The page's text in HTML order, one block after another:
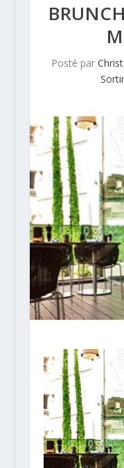
Posté par
Sortir